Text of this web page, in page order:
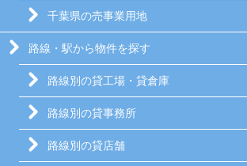
千葉県の売事業用地
路線・駅から物件を探す
路線別の貸工場・貸倉庫
路線別の貸事務所
路線別の貸店舗